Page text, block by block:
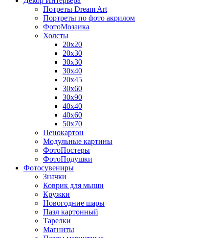
Потреты Dream Art
Портреты по фото акрилом
ФотоМозаика
Холсты
20х20
20х30
30х30
30х40
20х45
30х60
30х90
40х40
40х60
50х70
Пенокартон
Модульные картины
ФотоПостеры
ФотоПодушки
Фотоcувениры
Значки
Коврик для мыши
Кружки
Новогодние шары
Пазл картонный
Тарелки
Магниты